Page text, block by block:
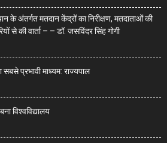
के अंतर्गत मतदान केंद्रों का निरीक्षण, मतदाताओं की
से की वार्ता – – डॉ. जसविंदर सिंह गोगी
प्रभावी माध्यम: राज्यपाल
विश्वविद्यालय